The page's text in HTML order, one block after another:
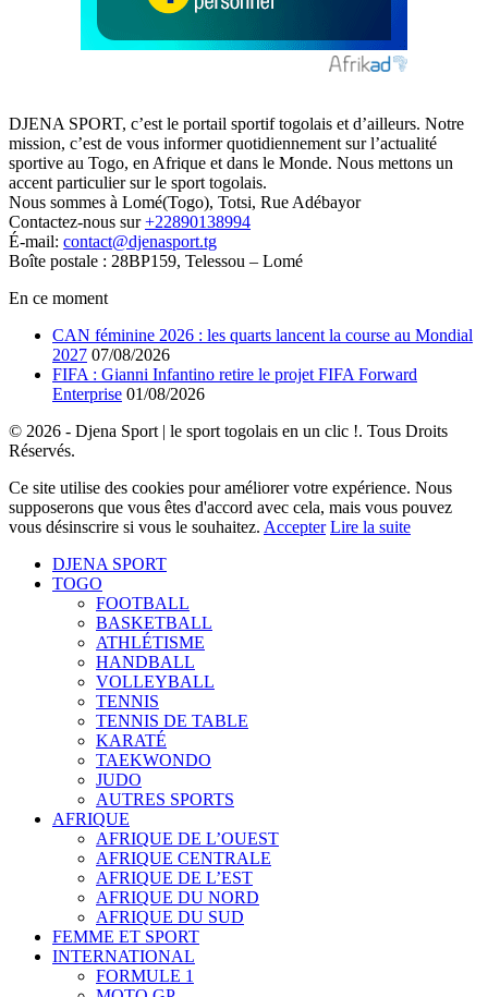
DJENA SPORT, c’est le portail sportif togolais et d’ailleurs. Notre
mission, c’est de vous informer quotidiennement sur l’actualité
sportive au Togo, en Afrique et dans le Monde. Nous mettons un
accent particulier sur le sport togolais.
Nous sommes à Lomé(Togo), Totsi, Rue Adébayor
Contactez-nous sur+22890138994
É-mail: contact@djenasport.tg
Boîte postale : 28BP159, Telessou – Lomé
En ce moment
CAN féminine 2026 : les quarts lancent la course au Mondial
2027 07/08/2026
FIFA : Gianni Infantino retire le projet FIFA Forward
Enterprise 01/08/2026
© 2026 - Djena Sport | le sport togolais en un clic !. Tous Droits
Réservés.
Ce site utilise des cookies pour améliorer votre expérience. Nous
supposerons que vous êtes d'accord avec cela, mais vous pouvez
vous désinscrire si vous le souhaitez. Accepter Lire la suite
DJENA SPORT
TOGO
FOOTBALL
BASKETBALL
ATHLÉTISME
HANDBALL
VOLLEYBALL
TENNIS
TENNIS DE TABLE
KARATÉ
TAEKWONDO
JUDO
AUTRES SPORTS
AFRIQUE
AFRIQUE DE L’OUEST
AFRIQUE CENTRALE
AFRIQUE DE L’EST
AFRIQUE DU NORD
AFRIQUE DU SUD
FEMME ET SPORT
INTERNATIONAL
FORMULE 1